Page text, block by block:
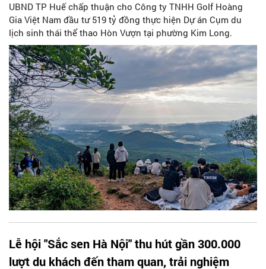
UBND TP Huế chấp thuận cho Công ty TNHH Golf Hoàng
Gia Việt Nam đầu tư 519 tỷ đồng thực hiện Dự án Cụm du
lịch sinh thái thể thao Hòn Vượn tại phường Kim Long.
Lễ hội "Sắc sen Hà Nội" thu hút gần 300.000
lượt du khách đến tham quan, trải nghiệm